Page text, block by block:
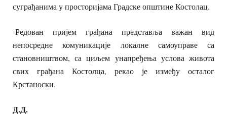
суграђанима у просторијама Градске општине Костолац.
-Редован пријем грађана представља важан вид
непосредне комуникације локалне самоуправе са
становништвом, са циљем унапређења услова живота
свих грађана Костолца, рекао је између осталог
Крстаноски.
Д.Д.